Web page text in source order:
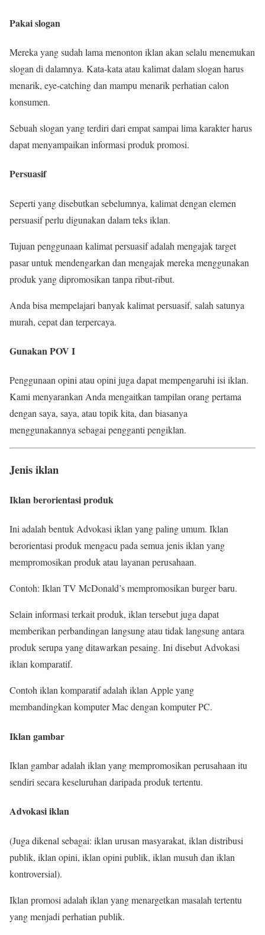
Pakai slogan
Mereka yang sudah lama menonton iklan akan selalu menemukan
slogan di dalamnya. Kata-kata atau kalimat dalam slogan harus
menarik, eye-catching dan mampu menarik perhatian calon
konsumen.
Sebuah slogan yang terdiri dari empat sampai lima karakter harus
dapat menyampaikan informasi produk promosi.
Persuasif
Seperti yang disebutkan sebelumnya, kalimat dengan elemen
persuasif perlu digunakan dalam teks iklan.
Tujuan penggunaan kalimat persuasif adalah mengajak target
pasar untuk mendengarkan dan mengajak mereka menggunakan
produk yang dipromosikan tanpa ribut-ribut.
Anda bisa mempelajari banyak kalimat persuasif, salah satunya
murah, cepat dan terpercaya.
Gunakan POV I
Penggunaan opini atau opini juga dapat mempengaruhi isi iklan.
Kami menyarankan Anda mengaitkan tampilan orang pertama
dengan saya, saya, atau topik kita, dan biasanya
menggunakannya sebagai pengganti pengiklan.
Jenis iklan
Iklan berorientasi produk
Ini adalah bentuk Advokasi iklan yang paling umum. Iklan
berorientasi produk mengacu pada semua jenis iklan yang
mempromosikan produk atau layanan perusahaan.
Contoh: Iklan TV McDonald’s mempromosikan burger baru.
Selain informasi terkait produk, iklan tersebut juga dapat
memberikan perbandingan langsung atau tidak langsung antara
produk serupa yang ditawarkan pesaing. Ini disebut Advokasi
iklan komparatif.
Contoh iklan komparatif adalah iklan Apple yang
membandingkan komputer Mac dengan komputer PC.
Iklan gambar
Iklan gambar adalah iklan yang mempromosikan perusahaan itu
sendiri secara keseluruhan daripada produk tertentu.
Advokasi iklan
(Juga dikenal sebagai: iklan urusan masyarakat, iklan distribusi
publik, iklan opini, iklan opini publik, iklan musuh dan iklan
kontroversial).
Iklan promosi adalah iklan yang menargetkan masalah tertentu
yang menjadi perhatian publik.